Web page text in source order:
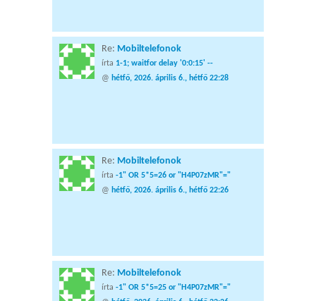
Re: Mobiltelefonok
írta 1-1; waitfor delay '0:0:15' --
@ hétfő, 2026. április 6., hétfő 22:28
Re: Mobiltelefonok
írta -1" OR 5*5=26 or "H4P07zMR"="
@ hétfő, 2026. április 6., hétfő 22:26
Re: Mobiltelefonok
írta -1" OR 5*5=25 or "H4P07zMR"="